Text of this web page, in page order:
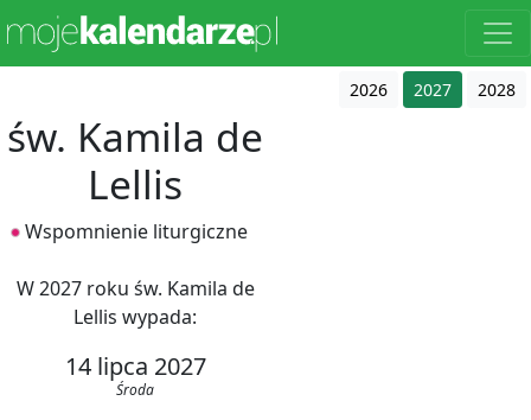
2026 2027 2028
św. Kamila de
Lellis
Wspomnienie liturgiczne
W 2027 roku św. Kamila de
Lellis wypada:
14 lipca 2027
Środa